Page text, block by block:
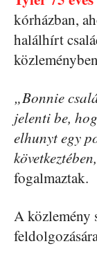
kórházban,
halálhírt
„Bonnie
jelenti be,
elhunyt egy
fogalmaztak.
A közlemény